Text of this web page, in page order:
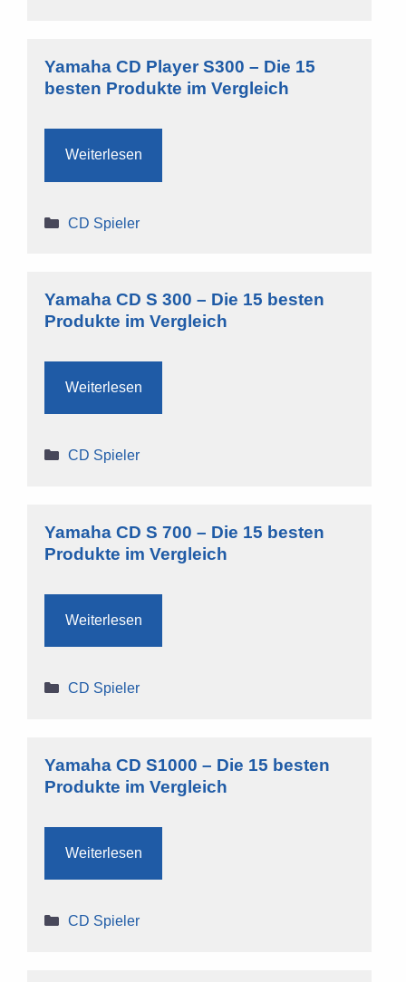
Yamaha CD Player S300 – Die 15
besten Produkte im Vergleich
Weiterlesen
Kategorien
CD Spieler
Yamaha CD S 300 – Die 15 besten
Produkte im Vergleich
Weiterlesen
Kategorien
CD Spieler
Yamaha CD S 700 – Die 15 besten
Produkte im Vergleich
Weiterlesen
Kategorien
CD Spieler
Yamaha CD S1000 – Die 15 besten
Produkte im Vergleich
Weiterlesen
Kategorien
CD Spieler